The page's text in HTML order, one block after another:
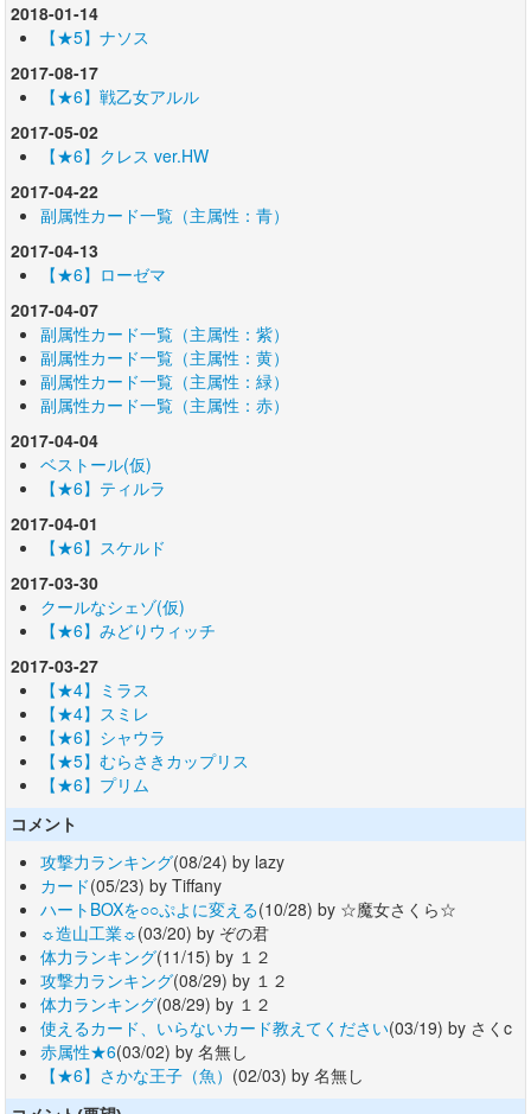
2018-01-14
【★5】ナソス
2017-08-17
【★6】戦乙女アルル
2017-05-02
【★6】クレス ver.HW
2017-04-22
副属性カード一覧（主属性：青）
2017-04-13
【★6】ローゼマ
2017-04-07
副属性カード一覧（主属性：紫）
副属性カード一覧（主属性：黄）
副属性カード一覧（主属性：緑）
副属性カード一覧（主属性：赤）
2017-04-04
ベストール(仮)
【★6】ティルラ
2017-04-01
【★6】スケルド
2017-03-30
クールなシェゾ(仮)
【★6】みどりウィッチ
2017-03-27
【★4】ミラス
【★4】スミレ
【★6】シャウラ
【★5】むらさきカップリス
【★6】プリム
コメント
攻撃力ランキング(08/24) by lazy
カード(05/23) by Tiffany
ハートBOXを○○ぷよに変える(10/28) by ☆魔女さくら☆
☼造山工業☼(03/20) by ぞの君
体力ランキング(11/15) by １２
攻撃力ランキング(08/29) by １２
体力ランキング(08/29) by １２
使えるカード、いらないカード教えてください(03/19) by さくc
赤属性★6(03/02) by 名無し
【★6】さかな王子（魚） (02/03) by 名無し